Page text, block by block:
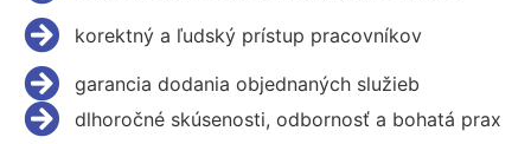
korektný a ľudský prístup pracovníkov
garancia dodania objednaných služieb
dlhoročné skúsenosti, odbornosť a bohatá prax